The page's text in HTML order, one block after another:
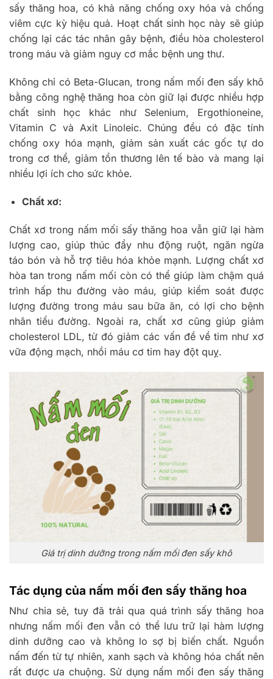
sấy thăng hoa, có khả năng chống oxy hóa và chống
viêm cực kỳ hiệu quả. Hoạt chất sinh học này sẽ giúp
chống lại các tác nhân gây bệnh, điều hòa cholesterol
trong máu và giảm nguy cơ mắc bệnh ung thư.
Không chỉ có Beta-Glucan, trong nấm mối đen sấy khô
bằng công nghệ thăng hoa còn giữ lại được nhiều hợp
chất sinh học khác như Selenium, Ergothioneine,
Vitamin C và Axit Linoleic. Chúng đều có đặc tính
chống oxy hóa mạnh, giảm sản xuất các gốc tự do
trong cơ thể, giảm tổn thương lên tế bào và mang lại
nhiều lợi ích cho sức khỏe.
Chất xơ:
Chất xơ trong nấm mối sấy thăng hoa vẫn giữ lại hàm
lượng cao, giúp thúc đẩy nhu động ruột, ngăn ngừa
táo bón và hỗ trợ tiêu hóa khỏe mạnh. Lượng chất xơ
hòa tan trong nấm mối còn có thể giúp làm chậm quá
trình hấp thu đường vào máu, giúp kiểm soát được
lượng đường trong máu sau bữa ăn, có lợi cho bệnh
nhân tiểu đường. Ngoài ra, chất xơ cũng giúp giảm
cholesterol LDL, từ đó giảm các vấn đề về tim như xơ
vữa động mạch, nhồi máu cơ tim hay đột quỵ.
Giá trị dinh dưỡng trong nấm mối đen sấy khô
Tác dụng của nấm mối đen sấy thăng hoa
Như chia sẻ, tuy đã trải qua quá trình sấy thăng hoa
nhưng nấm mối đen vẫn có thể lưu trữ lại hàm lượng
dinh dưỡng cao và không lo sợ bị biến chất. Nguồn
nấm đến từ tự nhiên, xanh sạch và không hóa chất nên
rất được ưa chuộng. Sử dụng nấm mối đen sấy thăng